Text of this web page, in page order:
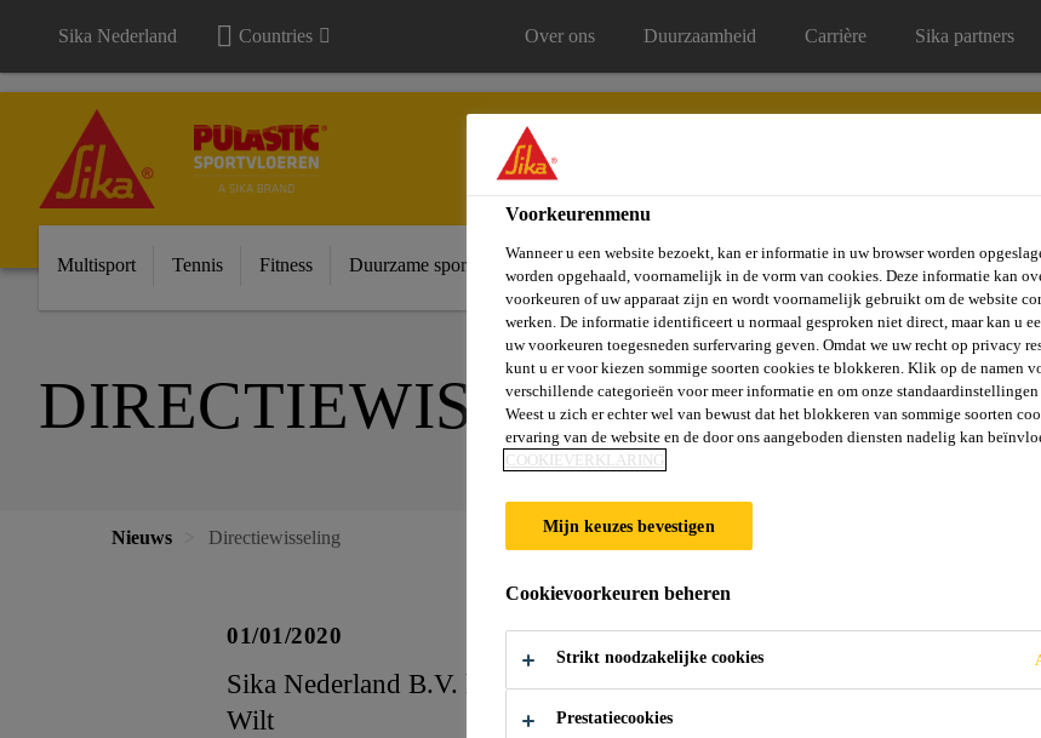
Sika Nederland Countries Over ons Duurzaamheid Carrière Sika partners
Multisport Tennis Fitness Duurzame sportvloeren Service, onderhoud & reparatie
DIRECTIEWISSELING
Nieuws Directiewisseling
01/01/2020
Sika Nederland B.V. heeft met ingang van 1 januari 2020 een nieuwe
Wilt
Voorkeurenmenu
Wanneer u een website bezoekt, kan er informatie in uw browser worden
worden opgehaald, voornamelijk in de vorm van cookies. Deze informatie kan
voorkeuren of uw apparaat zijn en wordt voornamelijk gebruikt om de website
werken. De informatie identificeert u normaal gesproken niet direct, maar kan u
uw voorkeuren toegesneden surfervaring geven. Omdat we uw recht op privacy
kunt u er voor kiezen sommige soorten cookies te blokkeren. Klik op de namen
verschillende categorieën voor meer informatie en om onze standaardinstellingen
Weest u zich er echter wel van bewust dat het blokkeren van sommige soorten
ervaring van de website en de door ons aangeboden diensten nadelig kan
COOKIEVERKLARING
Mijn keuzes bevestigen
Cookievoorkeuren beheren
Strikt noodzakelijke cookies
Prestatiecookies